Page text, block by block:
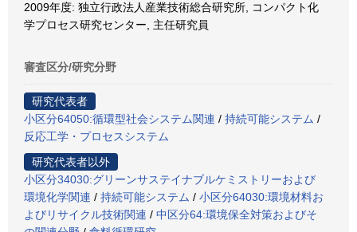
2009年度: 独立行政法人産業技術総合研究所, コンパクト化
学プロセス研究センター, 主任研究員
審査区分/研究分野
研究代表者
小区分64050:循環型社会システム関連 / 持続可能システム /
反応工学・プロセスシステム
研究代表者以外
小区分34030:グリーンサステイナブルケミストリーおよび
環境化学関連 / 持続可能システム / 小区分64030:環境材料お
よびリサイクル技術関連 / 中区分64:環境保全対策およびそ